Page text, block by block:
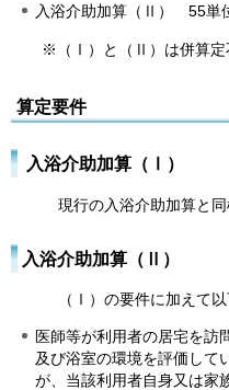
入浴介助加算（Ⅱ） 55
※（Ⅰ）と（Ⅱ）は併算定
算定要件
入浴介助加算（Ⅰ）
現行の入浴介助加算と
入浴介助加算（Ⅱ）
（Ⅰ）の要件に加えて
医師等が利用者の居宅を訪
及び浴室の環境を評価して
が、当該利用者自身又は家